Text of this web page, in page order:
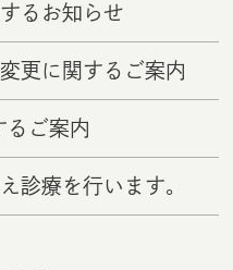
るお知らせ
更に関するご案内
るご案内
診療を行います。